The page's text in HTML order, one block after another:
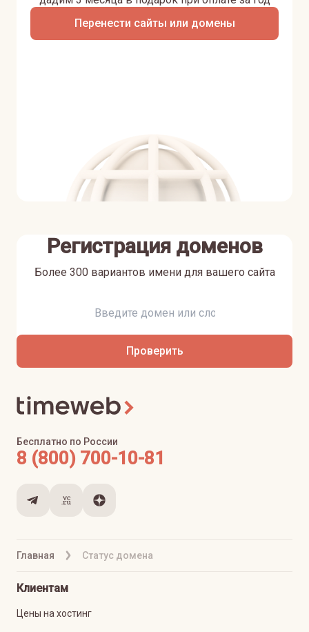
Перенести сайты или домены
Регистрация доменов
Более 300 вариантов имени для вашего сайта
Проверить
Главная Статус домена
Бесплатно по России
8 (800) 700-10-81
Клиентам
Цены на хостинг